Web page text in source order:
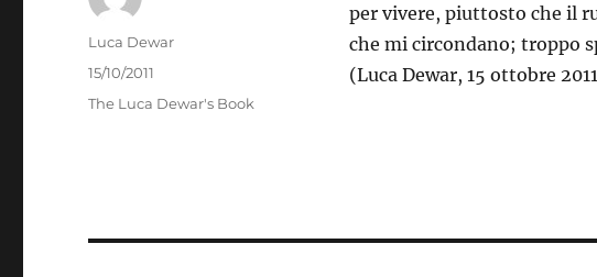
per vivere, piuttosto che il
che mi circondano; troppo
(Luca Dewar, 15 ottobre
Autore
Luca Dewar
Pubblicato
15/10/2011
Categorie
The Luca Dewar's Book